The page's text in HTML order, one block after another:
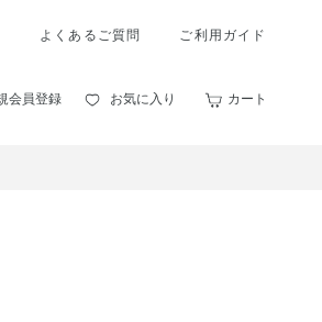
よくあるご質問 ご利用ガイド
会員登録 お気に入り カート